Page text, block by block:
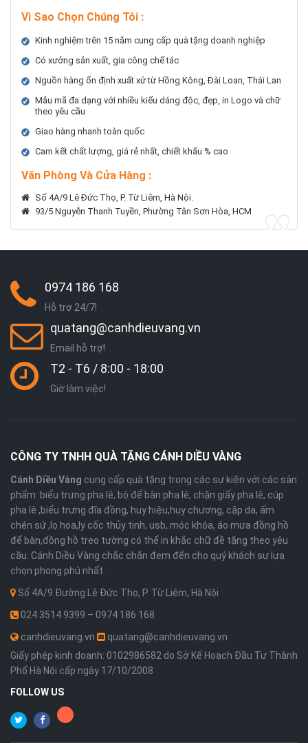
Vì Sao Chọn Chúng Tôi :
Kinh nghiệm trên 15 năm cung cấp quà tặng doanh nghiệp
Có xưởng sản xuất, gia công chế tác
Nguồn hàng ổn định xuất xứ từ Hồng Kông, Đài Loan, Thái Lan
Mẫu mã đa dạng với nhiều kiểu dáng độc, đẹp, in Logo và chữ
theo yêu cầu
Giao hàng nhanh toàn quốc
Cam kết chất lượng, giá rẻ nhất, chiết khấu % cao
Văn Phòng Và Cửa Hàng :
Số 4A/9 Lê Đức Thọ, P. Từ Liêm, Hà Nội.
93/5 Nguyễn Thanh Tuyền, Phường Tân Sơn Hòa, HCM
0974 186 168
Hỗ trợ 24/7!
quatang@canhdieuvang.vn
Email hỗ trợ!
T2 - T6 / 8:00 - 18:00
Giờ làm việc!
CÔNG TY TNHH QUÀ TẶNG CÁNH DIỀU VÀNG
Cánh Diều Vàng cung cấp quà tặng trong các sự kiện với các sản
phẩm: biểu trưng pha lê, bộ để bàn pha lê, chặn giấy pha lê, cúp
pha lê ,biểu trưng đĩa đồng, huy hiệu,huy chương, cặp da, ấm
chén sứ ,lọ hoa,ly cốc thủy tinh, usb, móc khóa, áo mưa đồng hồ
để bàn,đồng hồ treo tường có thể in khắc chữ đề tặng theo yêu
cầu. Cánh Diều Vàng chắc chắn đem đến cho quý khách sự lựa
chọn phong phú nhất.
Số 4A/9 Đường Lê Đức Thọ, P. Từ Liêm, Hà Nội
024.3514 9399 – 0974 186 168
canhdieuvang.vn
quatang@canhdieuvang.vn
Giấy phép kinh doanh: 0102986582 do Sở Kế Hoạch Đầu Tư Thành
Phố Hà Nội cấp ngày 17/10/2008
FOLLOW US